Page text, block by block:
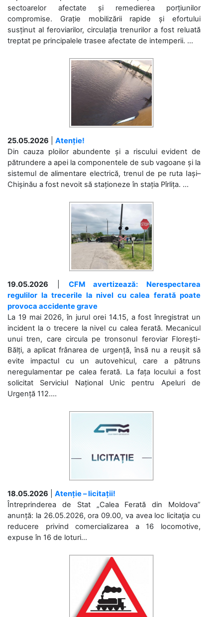
sectoarelor afectate și remedierea porțiunilor
compromise. Grație mobilizării rapide și efortului
susținut al feroviarilor, circulația trenurilor a fost reluată
treptat pe principalele trasee afectate de intemperii. ...
25.05.2026
Atenție!
Din cauza ploilor abundente și a riscului evident de
pătrundere a apei la componentele de sub vagoane și la
sistemul de alimentare electrică, trenul de pe ruta Iași–
Chișinău a fost nevoit să staționeze în stația Pîrlița. ...
19.05.2026
CFM avertizează: Nerespectarea
regulilor la trecerile la nivel cu calea ferată poate
provoca accidente grave
La 19 mai 2026, în jurul orei 14.15, a fost înregistrat un
incident la o trecere la nivel cu calea ferată. Mecanicul
unui tren, care circula pe tronsonul feroviar Florești-
Bălți, a aplicat frânarea de urgență, însă nu a reușit să
evite impactul cu un autovehicul, care a pătruns
neregulamentar pe calea ferată. La fața locului a fost
solicitat Serviciul Național Unic pentru Apeluri de
Urgență 112....
18.05.2026
Atenție – licitații!
Întreprinderea de Stat „Calea Ferată din Moldova”
anunță: la 26.05.2026, ora 09.00, va avea loc licitaţia cu
reducere privind comercializarea a 16 locomotive,
expuse în 16 de loturi...